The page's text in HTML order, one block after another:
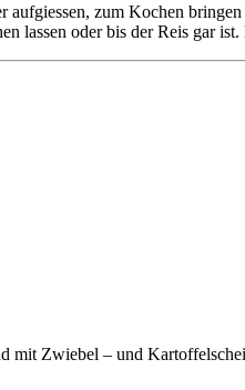
zum Kochen
lassen oder bis der Reis gar
Zwiebel – und